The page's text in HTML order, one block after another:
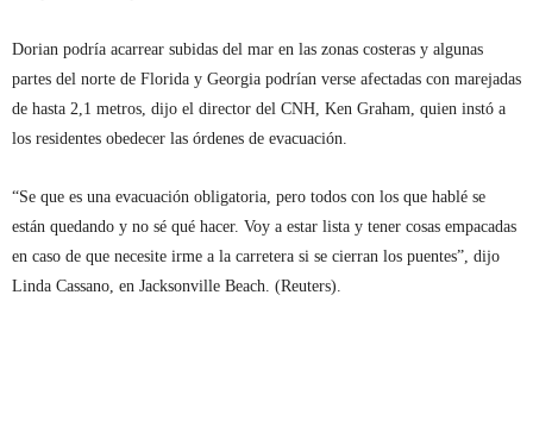
Dorian podría acarrear subidas del mar en las zonas costeras y algunas
partes del norte de Florida y Georgia podrían verse afectadas con marejadas
de hasta 2,1 metros, dijo el director del CNH, Ken Graham, quien instó a
los residentes obedecer las órdenes de evacuación.
“Se que es una evacuación obligatoria, pero todos con los que hablé se
están quedando y no sé qué hacer. Voy a estar lista y tener cosas empacadas
en caso de que necesite irme a la carretera si se cierran los puentes”, dijo
Linda Cassano, en Jacksonville Beach. (Reuters).